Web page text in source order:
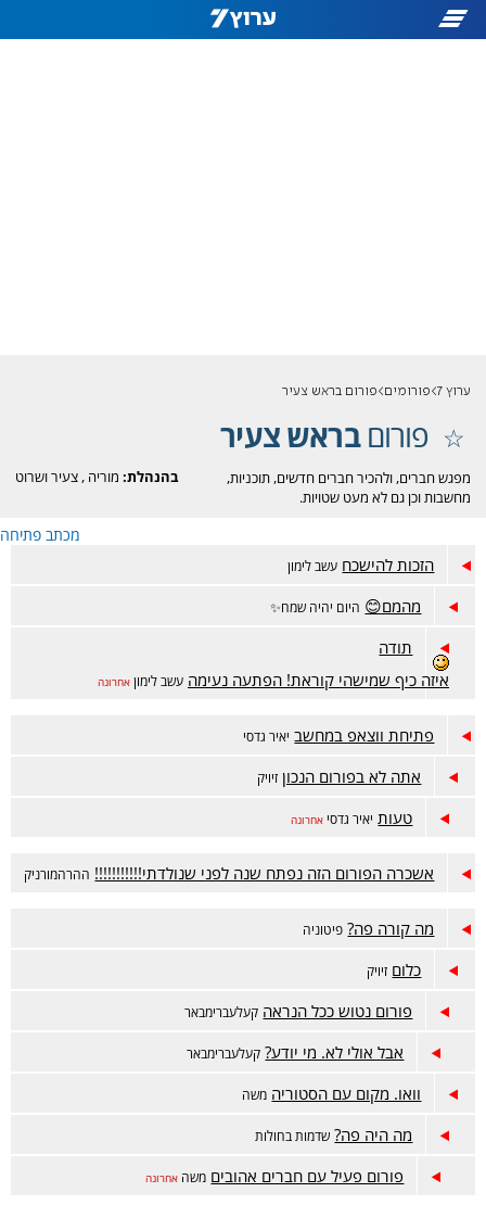
ערוץ 7 פורומים פורום בראש צעיר
פורוםבראש צעיר
בהנהלת: מוריה ,צעיר ושרוט
מפגש חברים, ולהכיר חברים חדשים, תוכניות,
מחשבות וכן גם לא מעט שטויות.
מכתב פתיחה
הזכות להישכח עשב לימון
מהמם😊 היום יהיה שמח✨
תודה
איזה כיף שמישהי קוראת! הפתעה נעימה עשב לימון אחרונה
פתיחת ווצאפ במחשב יאיר גדסי
אתה לא בפורום הנכון זיויק
טעות יאיר גדסי אחרונה
אשכרה הפורום הזה נפתח שנה לפני שנולדתי!!!!!!!!!!! ההרהמורניק
מה קורה פה? פיטוניה
כלום זיויק
פורום נטוש ככל הנראה קעלעברימבאר
אבל אולי לא. מי יודע? קעלעברימבאר
וואו. מקום עם הסטוריה משה
מה היה פה? שדמות בחולות
פורום פעיל עם חברים אהובים משה אחרונה